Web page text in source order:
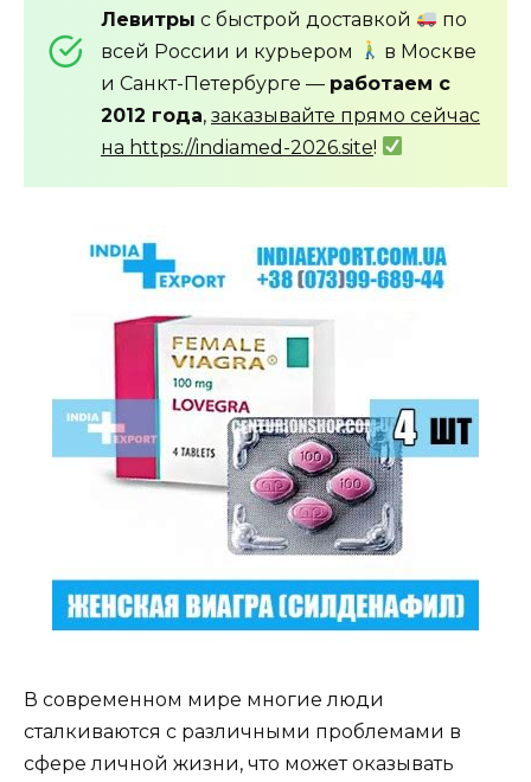
Левитры с быстрой доставкой
по
всей России и курьером
в Москве
и Санкт-Петербурге — работаем с
2012 года, заказывайте прямо сейчас
на https://indiamed-2026.site!
В современном мире многие люди
сталкиваются с различными проблемами в
сфере личной жизни, что может оказывать